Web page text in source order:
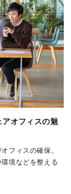
アオフィスの魅
フィスの確保。
境などを整える